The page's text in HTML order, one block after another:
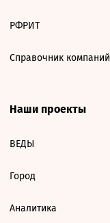
РФРИТ
Справочник компаний
Наши проекты
ВЕДЫ
Город
Аналитика